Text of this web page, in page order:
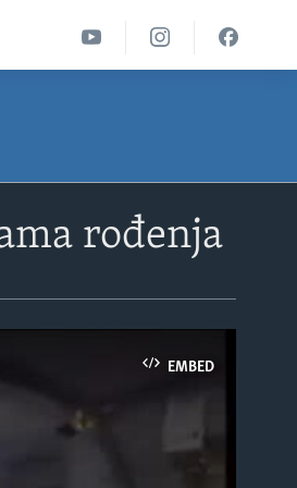
rođenja
EMBED